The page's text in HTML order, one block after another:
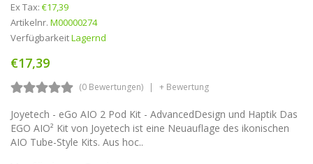
Ex Tax: €17,39
Artikelnr. M00000274
VerfügbarkeitLagernd
€17,39
(0 Bewertungen) + Bewertung
Joyetech - eGo AIO 2 Pod Kit - AdvancedDesign und Haptik Das
EGO AIO² Kit von Joyetech ist eine Neuauflage des ikonischen
AIO Tube-Style Kits. Aus hoc..